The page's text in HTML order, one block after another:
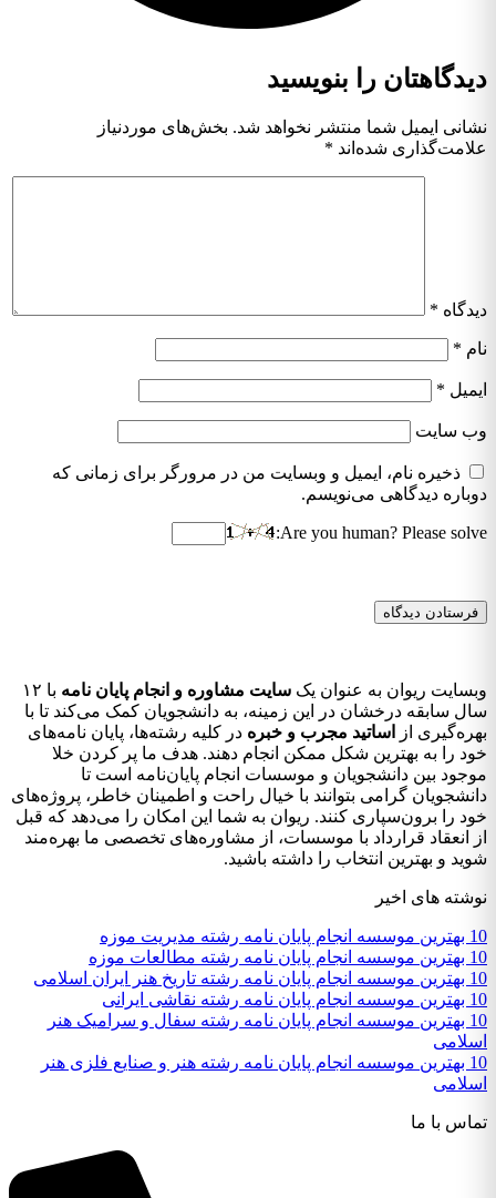
دیدگاهتان را بنویسید
نشانی ایمیل شما منتشر نخواهد شد. بخش‌های موردنیاز
علامت‌گذاری شده‌اند *
دیدگاه *
نام *
ایمیل *
وب‌ سایت
ذخیره نام، ایمیل و وبسایت من در مرورگر برای زمانی که
دوباره دیدگاهی می‌نویسم.
Are you human? Please solve:
وبسایت ریوان به عنوان یک سایت مشاوره و انجام پایان نامه
با ۱۲
سال سابقه درخشان در این زمینه، به دانشجویان کمک می‌کند تا با
بهره‌گیری از
اساتید مجرب و خبره در کلیه رشته‌ها، پایان نامه‌های
خود را به بهترین شکل ممکن انجام دهند. هدف ما پر کردن خلا
موجود بین دانشجویان و موسسات انجام پایان‌نامه است تا
دانشجویان گرامی بتوانند با خیال راحت و اطمینان خاطر، پروژه‌های
خود را برون‌سپاری کنند. ریوان به شما این امکان را می‌دهد که قبل
از انعقاد قرارداد با موسسات، از مشاوره‌های تخصصی ما بهره‌مند
شوید و بهترین انتخاب را داشته باشید.
نوشته های اخیر
10 بهترین موسسه انجام پایان نامه رشته مدیریت موزه
10 بهترین موسسه انجام پایان نامه رشته مطالعات موزه
10 بهترین موسسه انجام پایان نامه رشته تاریخ هنر ایران اسلامی
10 بهترین موسسه انجام پایان نامه رشته نقاشی ایرانی
10 بهترین موسسه انجام پایان نامه رشته سفال و سرامیک هنر
اسلامی
10 بهترین موسسه انجام پایان نامه رشته هنر و صنایع فلزی هنر
اسلامی
تماس با ما